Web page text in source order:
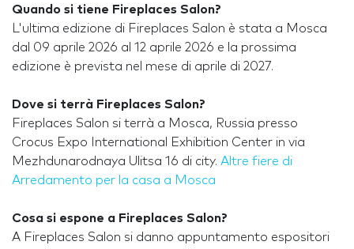
Quando si tiene Fireplaces Salon?
L'ultima edizione di Fireplaces Salon è stata a Mosca
dal 09 aprile 2026 al 12 aprile 2026 e la prossima
edizione è prevista nel mese di aprile di 2027.
Dove si terrà Fireplaces Salon?
Fireplaces Salon si terrà a Mosca, Russia presso
Crocus Expo International Exhibition Center in via
Mezhdunarodnaya Ulitsa 16 di city. Altre fiere di
Arredamento per la casa a Mosca
Cosa si espone a Fireplaces Salon?
A Fireplaces Salon si danno appuntamento espositori